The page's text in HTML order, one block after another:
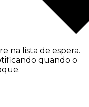
na lista de espera.
quando o